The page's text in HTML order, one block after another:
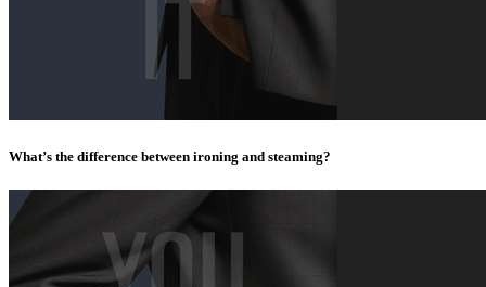
What’s the difference between ironing and steaming?